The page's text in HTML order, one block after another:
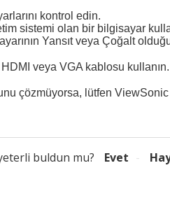
kontrol edin.
sistemi olan bir bilgisayar
Yansıt veya Çoğalt
veya VGA kablosu kullanın.
çözmüyorsa, lütfen
buldun mu? Evet